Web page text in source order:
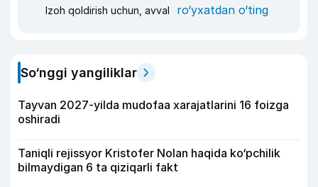
Izoh qoldirish uchun, avval ro‘yxatdan o‘ting
So‘nggi yangiliklar
Tayvan 2027-yilda mudofaa xarajatlarini 16 foizga
oshiradi
Taniqli rejissyor Kristofer Nolan haqida ko‘pchilik
bilmaydigan 6 ta qiziqarli fakt